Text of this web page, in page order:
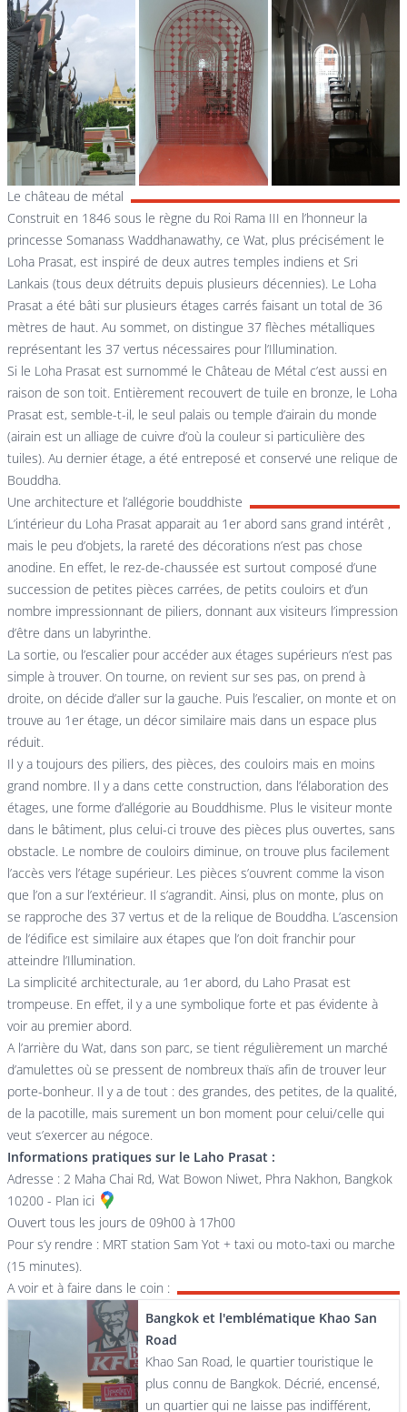
Le château de métal
Construit en 1846 sous le règne du Roi Rama III en l’honneur la
princesse Somanass Waddhanawathy, ce Wat, plus précisément le
Loha Prasat, est inspiré de deux autres temples indiens et Sri
Lankais (tous deux détruits depuis plusieurs décennies). Le Loha
Prasat a été bâti sur plusieurs étages carrés faisant un total de 36
mètres de haut. Au sommet, on distingue 37 flèches métalliques
représentant les 37 vertus nécessaires pour l’Illumination.
Si le Loha Prasat est surnommé le Château de Métal c’est aussi en
raison de son toit. Entièrement recouvert de tuile en bronze, le Loha
Prasat est, semble-t-il, le seul palais ou temple d’airain du monde
(airain est un alliage de cuivre d’où la couleur si particulière des
tuiles). Au dernier étage, a été entreposé et conservé une relique de
Bouddha.
Une architecture et l’allégorie bouddhiste
L’intérieur du Loha Prasat apparait au 1er abord sans grand intérêt ,
mais le peu d’objets, la rareté des décorations n’est pas chose
anodine. En effet, le rez-de-chaussée est surtout composé d’une
succession de petites pièces carrées, de petits couloirs et d’un
nombre impressionnant de piliers, donnant aux visiteurs l’impression
d’être dans un labyrinthe.
La sortie, ou l’escalier pour accéder aux étages supérieurs n’est pas
simple à trouver. On tourne, on revient sur ses pas, on prend à
droite, on décide d’aller sur la gauche. Puis l’escalier, on monte et on
trouve au 1er étage, un décor similaire mais dans un espace plus
réduit.
Il y a toujours des piliers, des pièces, des couloirs mais en moins
grand nombre. Il y a dans cette construction, dans l’élaboration des
étages, une forme d’allégorie au Bouddhisme. Plus le visiteur monte
dans le bâtiment, plus celui-ci trouve des pièces plus ouvertes, sans
obstacle. Le nombre de couloirs diminue, on trouve plus facilement
l’accès vers l’étage supérieur. Les pièces s’ouvrent comme la vison
que l’on a sur l’extérieur. Il s’agrandit. Ainsi, plus on monte, plus on
se rapproche des 37 vertus et de la relique de Bouddha. L’ascension
de l’édifice est similaire aux étapes que l’on doit franchir pour
atteindre l’Illumination.
La simplicité architecturale, au 1er abord, du Laho Prasat est
trompeuse. En effet, il y a une symbolique forte et pas évidente à
voir au premier abord.
A l’arrière du Wat, dans son parc, se tient régulièrement un marché
d’amulettes où se pressent de nombreux thaïs afin de trouver leur
porte-bonheur. Il y a de tout : des grandes, des petites, de la qualité,
de la pacotille, mais surement un bon moment pour celui/celle qui
veut s’exercer au négoce.
Informations pratiques sur le Laho Prasat :
Adresse : 2 Maha Chai Rd, Wat Bowon Niwet, Phra Nakhon, Bangkok
10200 - Plan ici
Ouvert tous les jours de 09h00 à 17h00
Pour s’y rendre : MRT station Sam Yot + taxi ou moto-taxi ou marche
(15 minutes).
A voir et à faire dans le coin :
Bangkok et l'emblématique Khao San
Road
Khao San Road, le quartier touristique le
plus connu de Bangkok. Décrié, encensé,
un quartier qui ne laisse pas indifférent,